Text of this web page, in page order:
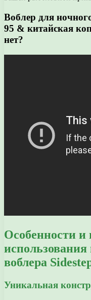
Воблер для
95 & китайская
нет?
Особенности
воблера
Уникальная